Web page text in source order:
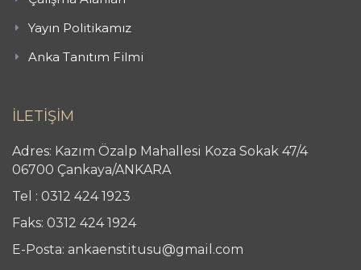
Yayın Politikamız
Anka Tanıtım Filmi
İLETİŞİM
Adres: Kazım Özalp Mahallesi Koza Sokak 47/4
06700 Çankaya/ANKARA
Tel : 0312 424 1923
Faks: 0312 424 1924
E-Posta: ankaenstitusu@gmail.com